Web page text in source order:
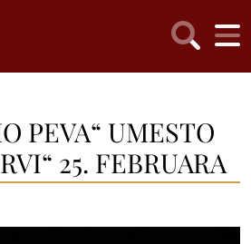
PEVA“ UMESTO
25. FEBRUARA